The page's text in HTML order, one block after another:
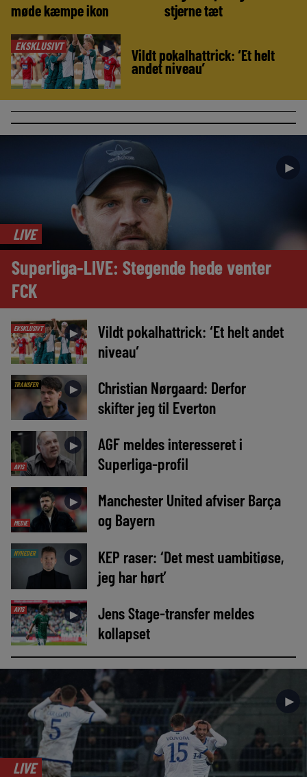
møde kæmpe ikon
stjerne tæt
EKSKLUSIVT ► Vildt pokalhattrick: ‘Et helt
andet niveau’
►
LIVE
Superliga-LIVE: Stegende hede venter
FCK
EKSKLUSIVT ►
Vildt pokalhattrick: ‘Et helt andet
niveau’
TRANSFER ►
Christian Nørgaard: Derfor
skifter jeg til Everton
AVIS
►
AGF meldes interesseret i
Superliga-profil
MEDIE
►
Manchester United afviser Barça
og Bayern
NYHEDER ►
KEP raser: ‘Det mest uambitiøse,
jeg har hørt’
AVIS ►
Jens Stage-transfer meldes
kollapset
►
LIVE